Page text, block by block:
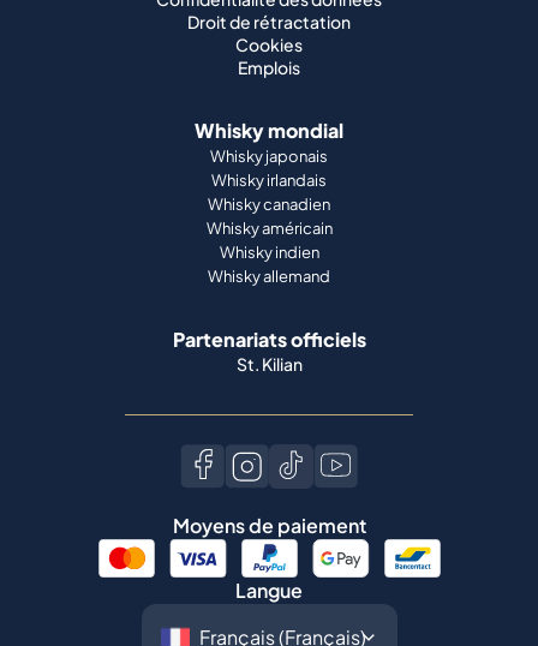
Droit de rétractation
Cookies
Emplois
Whisky mondial
Whisky japonais
Whisky irlandais
Whisky canadien
Whisky américain
Whisky indien
Whisky allemand
Partenariats officiels
St. Kilian
Moyens de paiement
Langue